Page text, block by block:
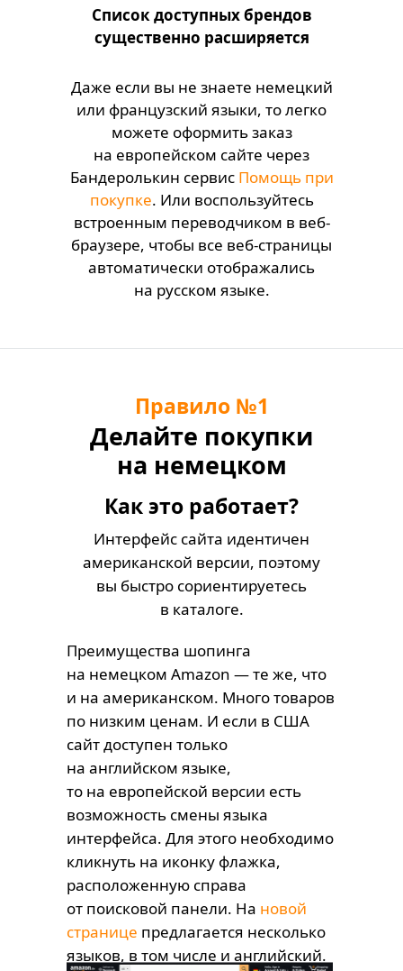
Даже если вы не знаете немецкий
или французский языки, то легко
можете оформить заказ
на европейском сайте через
Бандеролькин сервис Помощь при
покупке. Или воспользуйтесь
встроенным переводчиком в веб-
браузере, чтобы все веб-страницы
автоматически отображались
на русском языке.
Список доступных брендов
существенно расширяется
Делайте покупки
на немецком
Amazon
Правило №1
Как это работает?
Интерфейс сайта идентичен
американской версии, поэтому
вы быстро сориентируетесь
в каталоге.
Преимущества шопинга
на немецком Amazon — те же, что
и на американском. Много товаров
по низким ценам. И если в США
сайт доступен только
на английском языке,
то на европейской версии есть
возможность смены языка
интерфейса. Для этого необходимо
кликнуть на иконку флажка,
расположенную справа
от поисковой панели. На новой
странице предлагается несколько
языков, в том числе и английский.